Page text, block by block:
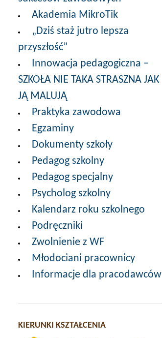
Akademia MikroTik
„Dziś staż jutro lepsza
przyszłość”
Innowacja pedagogiczna –
SZKOŁA NIE TAKA STRASZNA JAK
JĄ MALUJĄ
Praktyka zawodowa
Egzaminy
Dokumenty szkoły
Pedagog szkolny
Pedagog specjalny
Psycholog szkolny
Kalendarz roku szkolnego
Podręczniki
Zwolnienie z WF
Młodociani pracownicy
Informacje dla pracodawców
KIERUNKI KSZTAŁCENIA